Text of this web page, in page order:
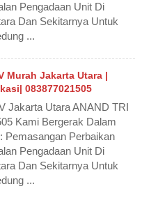
Pengadaan Unit Di
Dan Sekitarnya Untuk
...
Murah Jakarta Utara |
083877021505
Jakarta Utara ANAND TRI
Kami Bergerak Dalam
Pemasangan Perbaikan
Pengadaan Unit Di
Dan Sekitarnya Untuk
...